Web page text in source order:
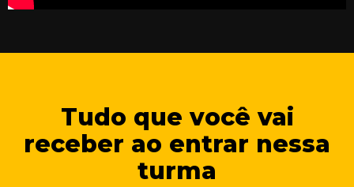
Tudo que você vai
receber ao entrar nessa
turma